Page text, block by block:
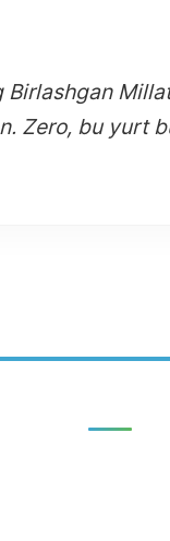
Birlashgan
Zero, bu yurt